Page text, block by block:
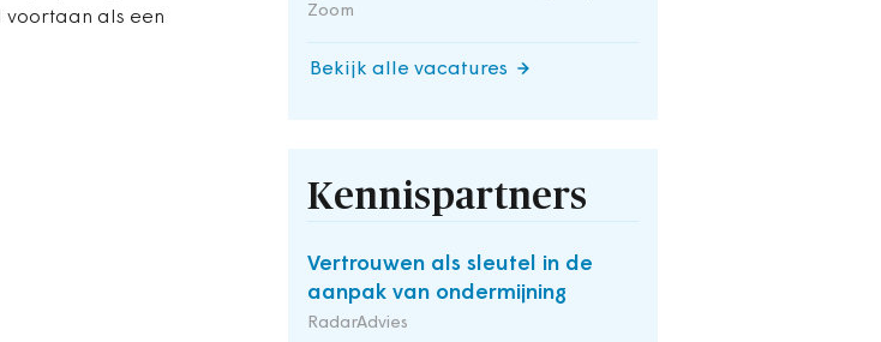
Zoom
Bekijk alle vacatures
Kennispartners
Vertrouwen als sleutel in de
aanpak van ondermijning
RadarAdvies
als een